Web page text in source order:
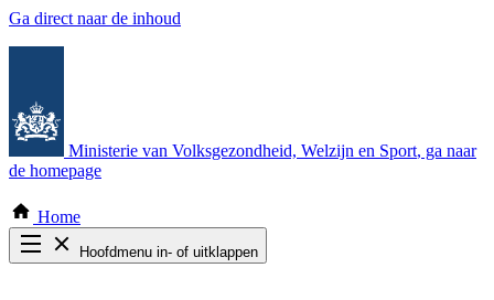
Ga direct naar de inhoud
Ministerie van Volksgezondheid, Welzijn en Sport, ga naar
de homepage
Home
Hoofdmenu in- of uitklappen